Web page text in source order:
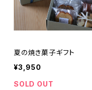
夏の焼き菓子ギフト
¥3,950
SOLD OUT